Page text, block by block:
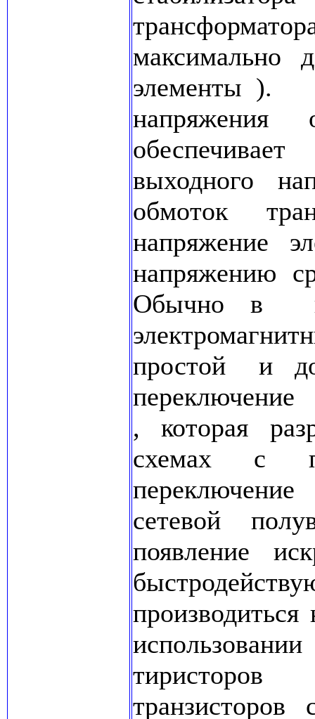
максимально
элементы ).
выходного
обмоток
напряжение
напряжению
Обычно в
простой и
, которая
схемах с
сетевой
появление